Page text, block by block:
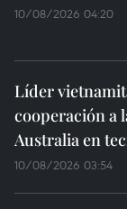
10/08/2026 04:20
Líder
cooperación a
Australia en
10/08/2026 03:54